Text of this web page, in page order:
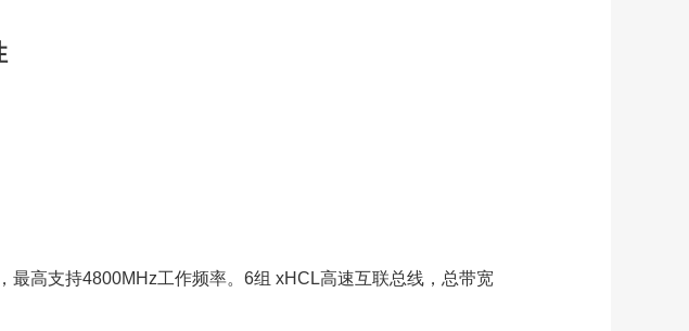
高支持4800MHz工作频率。6组 xHCL高速互联总线，总带宽